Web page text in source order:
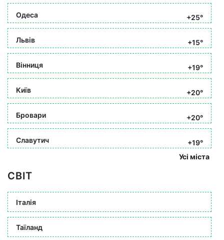
Одеса +25°
Львів +15°
Вінниця +19°
Київ +20°
Бровари +20°
Славутич
+19°
Усі міста
СВІТ
Італія
Таїланд